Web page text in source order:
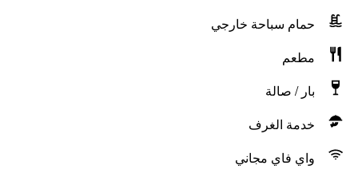
حمام سباحة خارجي
مطعم
بار / صالة
خدمة الغرف
واي فاي مجاني